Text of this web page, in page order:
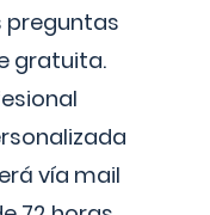
preguntas
gratuita.
vía mail